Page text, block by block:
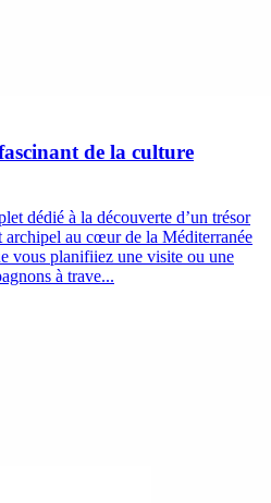
de la culture
dédié à la découverte d’un trésor
archipel au cœur de la Méditerranée
vous planifiiez une visite ou une
à trave...